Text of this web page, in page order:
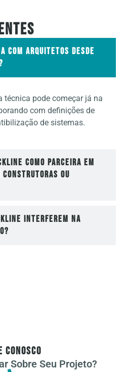
com arquitetos desde
técnica pode começar já na
com definições de
de sistemas.
como parceira em
construtoras ou
interferem na
Conosco
Sobre Seu Projeto?